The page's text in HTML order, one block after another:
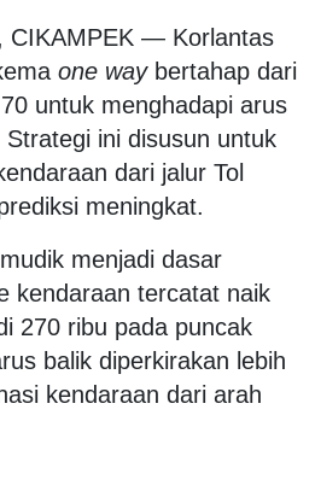
CIKAMPEK — Korlantas
one waybertahap dari
untuk menghadapi arus
ini disusun untuk
dari jalur Tol
meningkat.
menjadi dasar
kendaraan tercatat naik
270 ribu pada puncak
balik diperkirakan lebih
kendaraan dari arah